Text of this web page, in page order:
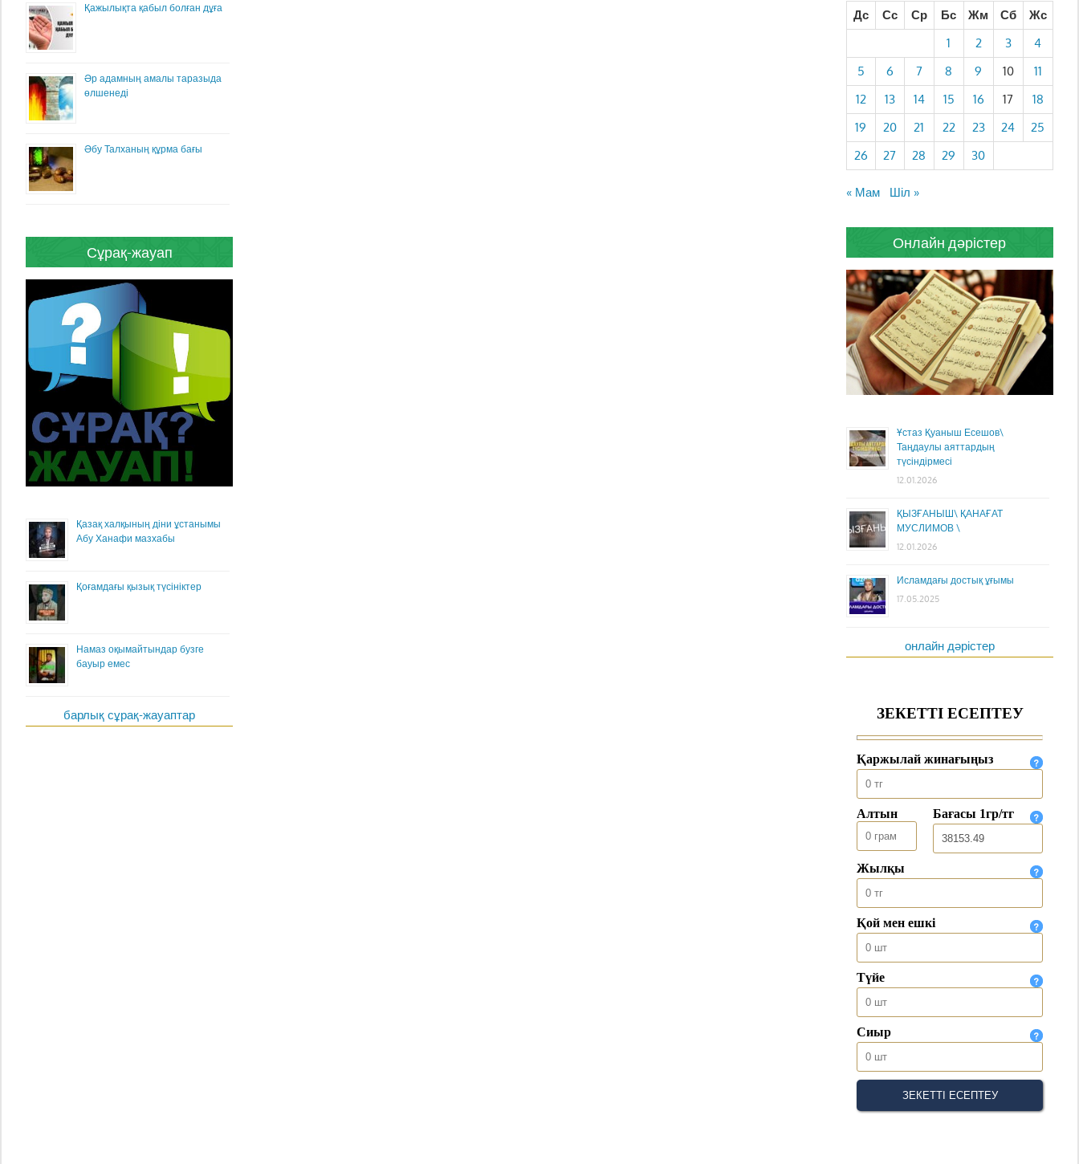
Қажылықта қабыл болған дұға
Әр адамның амалы таразыда
өлшенеді
Әбу Талханың құрма бағы
Сұрақ-жауап
Қазақ халқының діни ұстанымы
Абу Ханафи мазхабы
Қоғамдағы қызық түсініктер
Намаз оқымайтындар бузге
бауыр емес
барлық сұрақ-жауаптар
Дс
Сс Ср Бс Жм Сб
Жс
1
2 3
4
5
6 7 8 9 10
11
12
13 14 15 16 17
18
19
20 21 22 23 24
25
26
27 28 29 30
« Мам Шіл »
Онлайн дәрістер
Ұстаз Қуаныш Есешов\
Таңдаулы аяттардың
түсіндірмесі
12.01.2026
ҚЫЗҒАНЫШ\ ҚАНАҒАТ
МУСЛИМОВ \
12.01.2026
Исламдағы достық ұғымы
17.05.2025
онлайн дәрістер